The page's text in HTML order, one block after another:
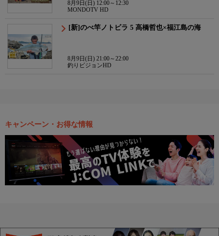
8月9日(日) 12:00～12:30
MONDOTV HD
[新]のべ竿ノトビラ 5 高橋哲也×福江島の海
8月9日(日) 21:00～22:00
釣りビジョンHD
キャンペーン・お得な情報